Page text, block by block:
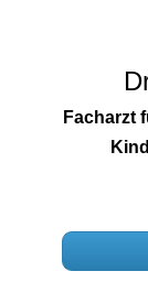
Facharzt